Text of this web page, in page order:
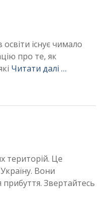
існує чимало
про те, як
Читати далі …
територій. Це
Вони
Звертайтесь